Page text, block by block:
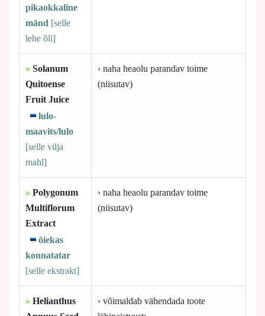
pikaokkaline
mänd [selle
lehe õli]
» Solanum
Quitoense
Fruit Juice
lulo-
maavits/lulo
[selle vilja
mahl]
› naha heaolu parandav toime
(niisutav)
» Polygonum
Multiflorum
Extract
õiekas
konnatatar
[selle ekstrakt]
› naha heaolu parandav toime
(niisutav)
» Helianthus
› võimaldab vähendada toote